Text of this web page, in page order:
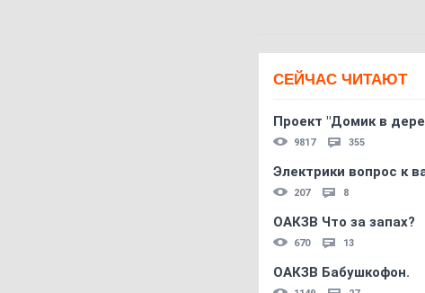
СЕЙЧАС ЧИТАЮТ
Проект "Домик в
9817 355
Электрики вопрос к
207 8
ОАКЗВ Что за запах?
670 13
ОАКЗВ Бабушкофон.